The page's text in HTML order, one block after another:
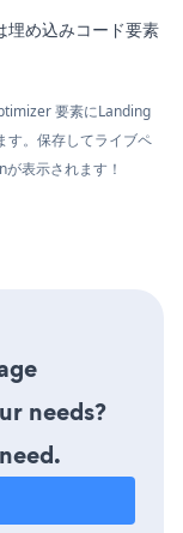
め込みコード要素
要素にLanding
す。保存してライブペ
表示されます！
needs?